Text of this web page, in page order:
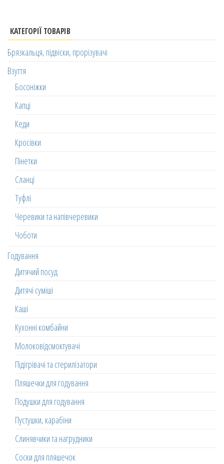
КАТЕГОРІЇ ТОВАРІВ
Брязкальця, підвіски, прорізувачі
Взуття
Босоніжки
Капці
Кеди
Кросівки
Пінетки
Сланці
Туфлі
Черевики та напівчеревики
Чоботи
Годування
Дитячий посуд
Дитячі суміші
Каші
Кухонні комбайни
Молоковідсмоктувачі
Підігрівачі та стерилізатори
Пляшечки для годування
Подушки для годування
Пустушки, карабіни
Слинявчики та нагрудники
Соски для пляшечок